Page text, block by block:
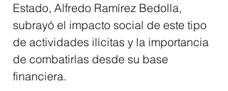
Estado, Alfredo Ramírez Bedolla,
subrayó el impacto social de este tipo
de actividades ilícitas y la importancia
de combatirlas desde su base
financiera.